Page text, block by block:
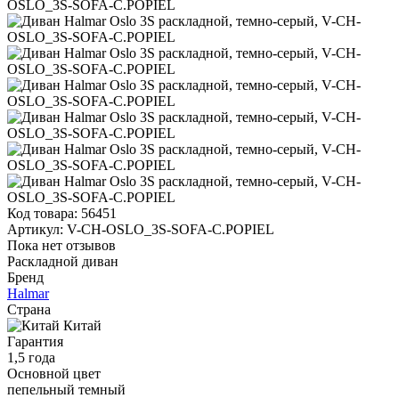
Код товара: 56451
Артикул: V-CH-OSLO_3S-SOFA-C.POPIEL
Пока нет отзывов
Раскладной диван
Бренд
Halmar
Страна
Китай
Гарантия
1,5 года
Основной цвет
пепельный темный